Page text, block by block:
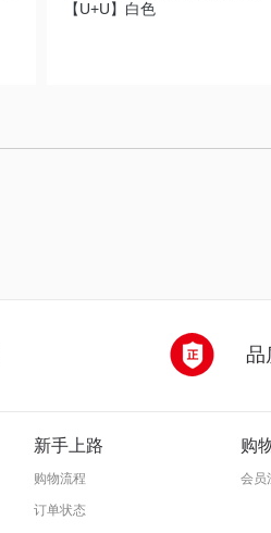
【U+U】白色
品
新手上路
购物流程
订单状态
购
会员